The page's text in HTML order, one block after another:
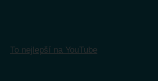
To nejlepší na YouTube